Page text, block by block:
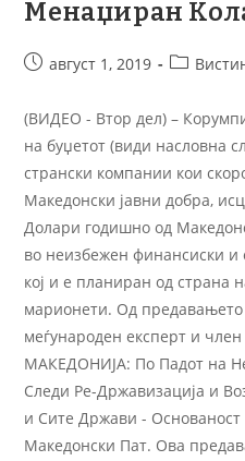
Менаџиран
август 1, 2019
(ВИДЕО - Втор дел) –
на буџетот (види насловна
странски компании кои
Македонски јавни добра,
Долари годишно од
во неизбежен финансиски и
кој и е планиран од страна
марионети. Од
меѓународен експерт и
МАКЕДОНИЈА: По Падот на
Следи Ре-Државизација и
и Сите Држави -
Македонски Пат. Ова